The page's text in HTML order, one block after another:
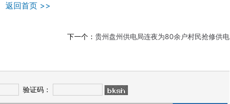
返回首页 >>
下一个： 贵州盘州供电局连夜为80余户村民抢修供电
验证码：